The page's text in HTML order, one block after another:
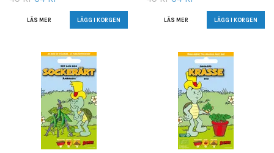
LÄS MER LÄS MER